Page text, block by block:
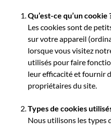
Qu’est-ce qu’un cookie
Les cookies sont de
sur votre appareil
lorsque vous visitez
utilisés pour faire
leur efficacité et fournir
propriétaires du site.
Types de cookies
Nous utilisons les types